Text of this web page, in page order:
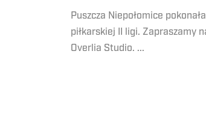
Puszcza Niepołomice
piłkarskiej II ligi. Zapraszamy
Overlia Studio. ...